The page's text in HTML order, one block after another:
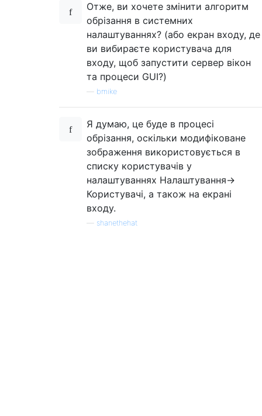
Отже, ви хочете змінити алгоритм
обрізання в системних
налаштуваннях? (або екран входу, де
ви вибираєте користувача для
входу, щоб запустити сервер вікон
та процеси GUI?)
bmike
Я думаю, це буде в процесі
обрізання, оскільки модифіковане
зображення використовується в
списку користувачів у
налаштуваннях Налаштування->
Користувачі, а також на екрані
входу.
shanethehat